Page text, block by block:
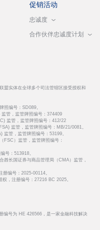
促销活动
忠诚度
合作伙伴忠诚度计划
盟实体在全球多个司法管辖区接受授权和
照编号：SD089。
管，监管牌照编号：374409
监管，监管牌照编号：412/22
监管，监管牌照编号：MB/21/0081。
管，监管牌照编号：53199。
FSC）监管，监管牌照编号：
号：513918。
长国证券与商品管理局（CMA）监管，
编号：2025-00114。
，注册编号：27216 BC 2025。
编号为 HE 426566，是一家金融科技解决